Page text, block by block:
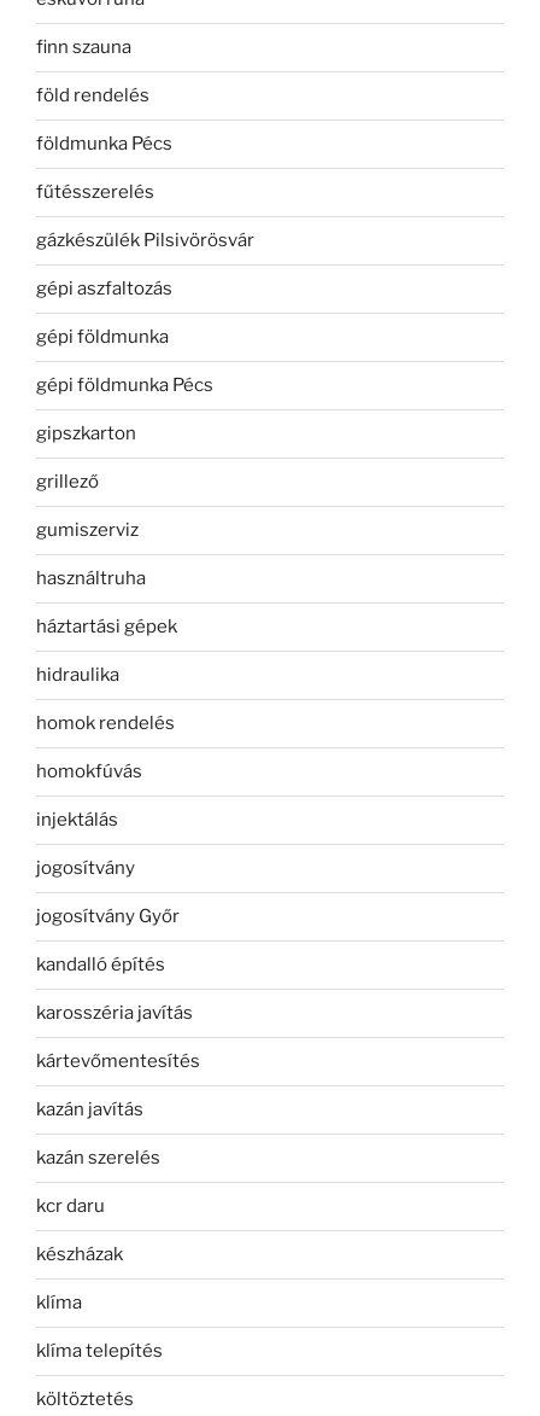
finn szauna
föld rendelés
földmunka Pécs
fűtésszerelés
gázkészülék Pilsivörösvár
gépi aszfaltozás
gépi földmunka
gépi földmunka Pécs
gipszkarton
grillező
gumiszerviz
használtruha
háztartási gépek
hidraulika
homok rendelés
homokfúvás
injektálás
jogosítvány
jogosítvány Győr
kandalló építés
karosszéria javítás
kártevőmentesítés
kazán javítás
kazán szerelés
kcr daru
készházak
klíma
klíma telepítés
költöztetés